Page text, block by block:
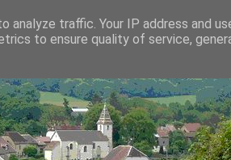
traffic. Your IP address and
to ensure quality of service,